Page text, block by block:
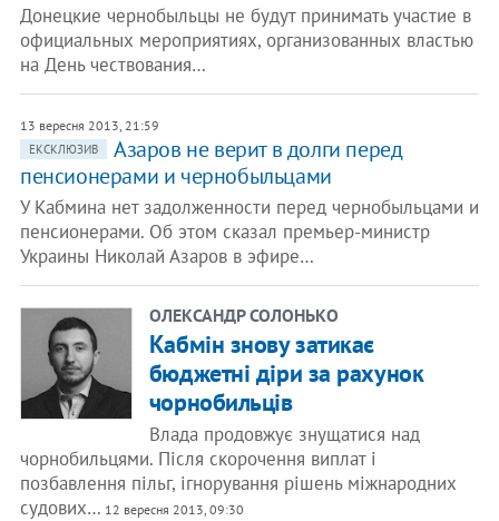
Донецкие чернобыльцы не будут принимать участие в
официальных мероприятиях, организованных властью
на День чествования…
13 вересня 2013, 21:59
ЕКСКЛЮЗИВ
Азаров не верит в долги перед
пенсионерами и чернобыльцами
У Кабмина нет задолженности перед чернобыльцами и
пенсионерами. Об этом сказал премьер-министр
Украины Николай Азаров в эфире…
ОЛЕКСАНДР СОЛОНЬКО
Кабмін знову затикає
бюджетні діри за рахунок
чорнобильців
Влада продовжує знущатися над
чорнобильцями. Після скорочення виплат і
позбавлення пільг, ігнорування рішень міжнародних
судових… 12 вересня 2013, 09:30